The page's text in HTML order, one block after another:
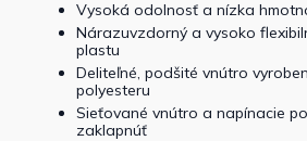
Vysoká odolnosť a nízka
Nárazuvzdorný a vysoko
plastu
Deliteľné, podšité vnútro
polyesteru
Sieťované vnútro a napínacie
zaklapnúť